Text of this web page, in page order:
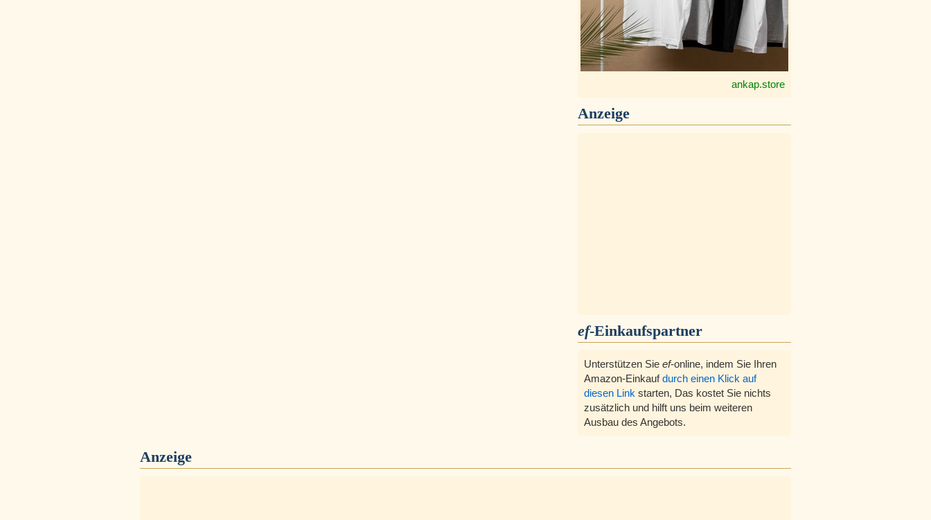
ankap.store
Anzeige
ef-Einkaufspartner
Unterstützen Sie ef-online, indem Sie Ihren
Amazon-Einkaufdurch einen Klick auf
diesen Link starten, Das kostet Sie nichts
zusätzlich und hilft uns beim weiteren
Ausbau des Angebots.
Anzeige